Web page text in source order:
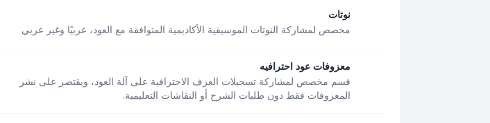
نوتات
مخصص لمشاركة النوتات الموسيقية الأكاديمية المتوافقة مع العود، عربيًا وغير عربي
معزوفات عود احترافيه
قسم مخصص لمشاركة تسجيلات العزف الاحترافية على آلة العود، ويقتصر على نشر
المعزوفات فقط دون طلبات الشرح أو النقاشات التعليمية.